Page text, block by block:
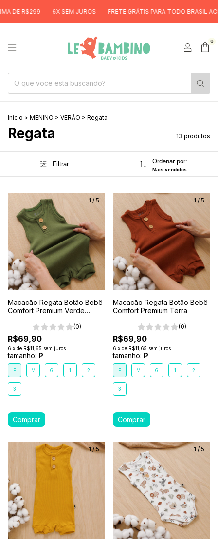
R$299 6X SEM JUROS FRETE GRÁTIS PARA TODO BRASIL ACIMA
0
Início > MENINO > VERÃO > Regata
Regata 13 produtos
Filtrar Ordenar por:
Mais vendidos
1 / 5
Macacão Regata Botão Bebê
Comfort Premium Verde
(0)
R$69,90
6 x de R$11,65 sem juros
tamanho: P
P M G 1 2
3
1 / 5
Macacão Regata Botão Bebê
Comfort Premium Terra
(0)
R$69,90
6 x de R$11,65 sem juros
tamanho: P
P M G 1 2
3
1/5 1 / 5